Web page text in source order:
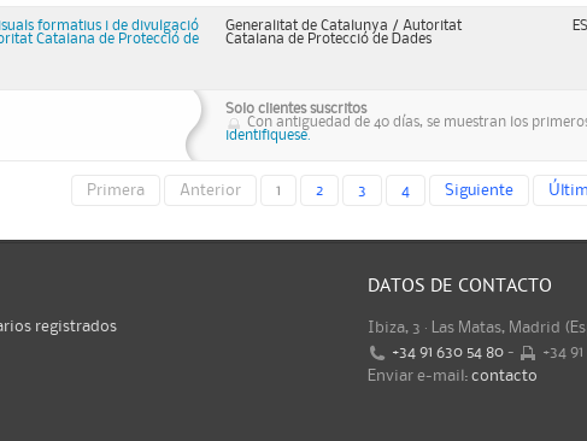
formatius i de divulgació
Catalana de Protecció de
Generalitat de Catalunya / Autoritat
Catalana de Protecció de Dades
ES
Solo clientes suscritos
Con antiguedad de 40 días, se muestran los
identifiquese.
Primera Anterior 1 2 3 4 Siguiente
registrados
DATOS DE CONTACTO
Ibiza, 3 · Las Matas, Madrid
+34 91 630 54 80 -
+34
Enviar e-mail: contacto